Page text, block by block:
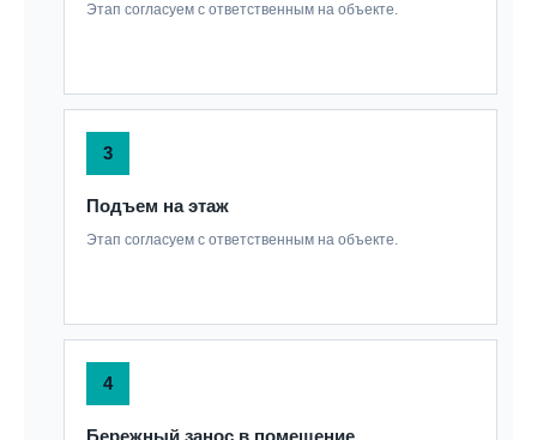
Этап согласуем с ответственным на объекте.
3
Подъем на этаж
Этап согласуем с ответственным на объекте.
4